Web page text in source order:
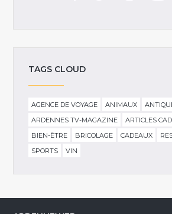
TAGS CLOUD
AGENCE DE VOYAGE ANIMAUX
ARDENNES TV-MAGAZINE
ARTICLES
BIEN-ÊTRE
BRICOLAGE CADEAUX
SPORTS
VIN